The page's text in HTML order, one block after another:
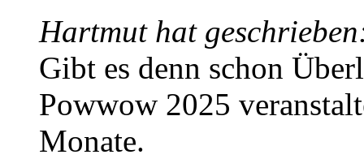
Hartmut hat
Gibt es denn schon
Powwow 2025
Monate.